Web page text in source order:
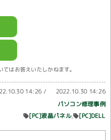
はお答えいたしかねます。
14:26 / 2022.10.30 14:26
パソコン修理事例
[PC]液晶パネル [PC]DELL